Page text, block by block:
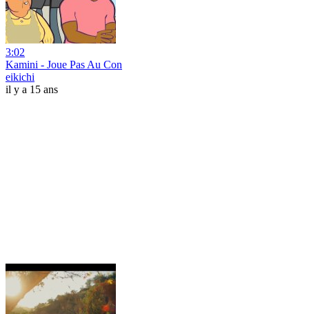
3:02
Kamini - Joue Pas Au Con
eikichi
il y a 15 ans